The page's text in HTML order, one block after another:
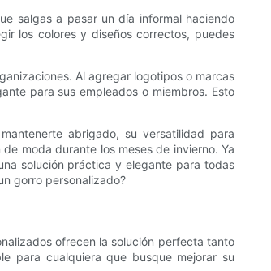
salgas a pasar un día informal haciendo
los colores y diseños correctos, puedes
Al agregar logotipos o marcas
para sus empleados o miembros. Esto
abrigado, su versatilidad para
moda durante los meses de invierno. Ya
solución práctica y elegante para todas
gorro personalizado?
ofrecen la solución perfecta tanto
para cualquiera que busque mejorar su